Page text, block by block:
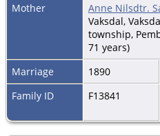
Mother
Anne Nilsdtr.
Vaksdal,
township,
71 years)
Marriage
1890
Family ID
F13841